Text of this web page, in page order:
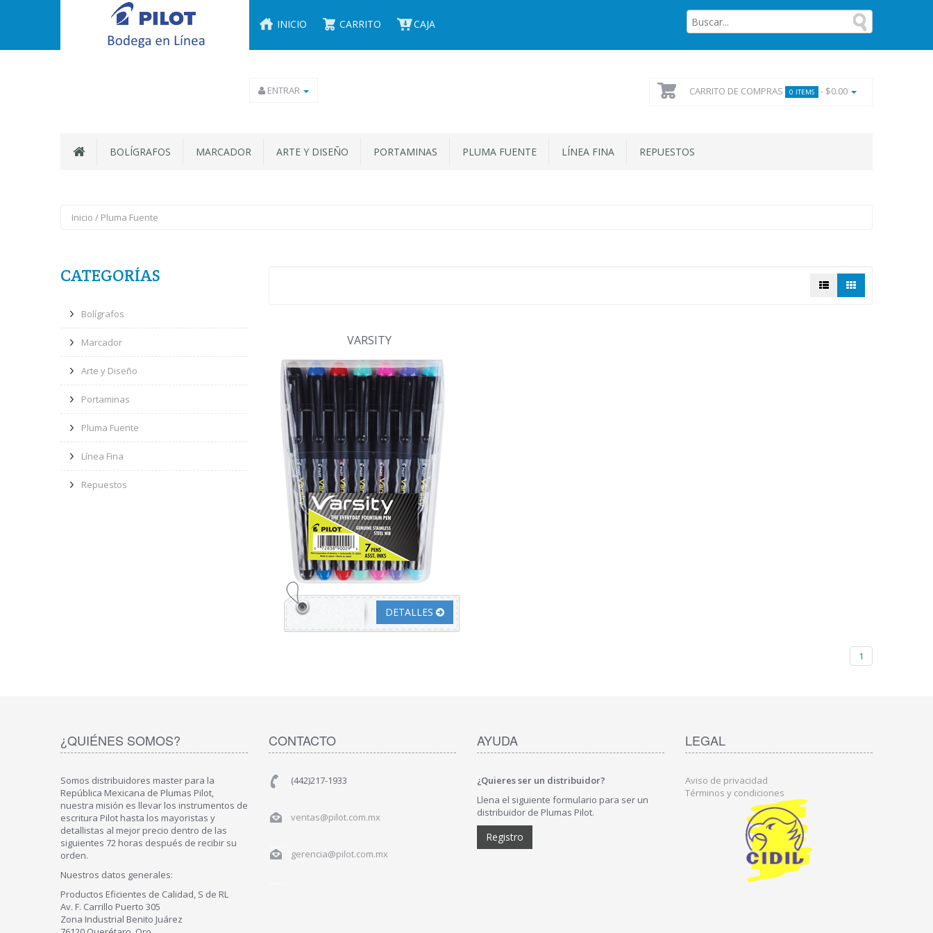
INICIO CARRITO CAJA
ENTRAR CARRITO DE COMPRAS 0 ITEMS - $0.00
BOLÍGRAFOS MARCADOR ARTE Y DISEÑO PORTAMINAS PLUMA FUENTE LÍNEA FINA REPUESTOS
Inicio / Pluma Fuente
CATEGORÍAS
Bolígrafos
Marcador
Arte y Diseño
Portaminas
Pluma Fuente
Línea Fina
Repuestos
VARSITY
DETALLES
1
¿QUIÉNES SOMOS?
Somos distribuidores master para la
República Mexicana de Plumas Pilot,
nuestra misión es llevar los instrumentos de
escritura Pilot hasta los mayoristas y
detallistas al mejor precio dentro de las
siguientes 72 horas después de recibir su
orden.
Nuestros datos generales:
Productos Eficientes de Calidad, S de RL
Av. F. Carrillo Puerto 305
Zona Industrial Benito Juárez
CONTACTO
(442)217-1933
ventas@pilot.com.mx
gerencia@pilot.com.mx
AYUDA
¿Quieres ser un distribuidor?
Llena el siguiente formulario para ser un
distribuidor de Plumas Pilot.
Registro
LEGAL
Aviso de privacidad
Términos y condiciones